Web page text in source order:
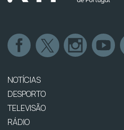
NOTÍCIAS
DESPORTO
TELEVISÃO
RÁDIO